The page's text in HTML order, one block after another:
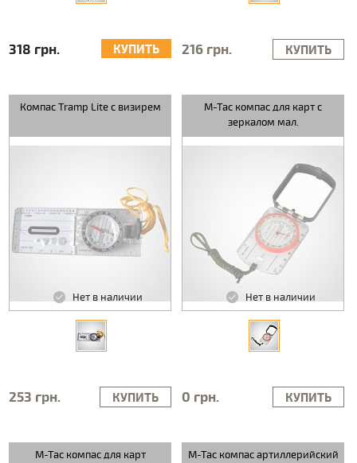
318 грн. КУПИТЬ 216 грн. КУПИТЬ
Компас Tramp Lite с визирем
Нет в наличии
253 грн. КУПИТЬ
M-Tac компас для карт с
зеркалом мал.
Нет в наличии
0 грн. КУПИТЬ
M-Tac компас для карт
M-Tac компас артиллерийский